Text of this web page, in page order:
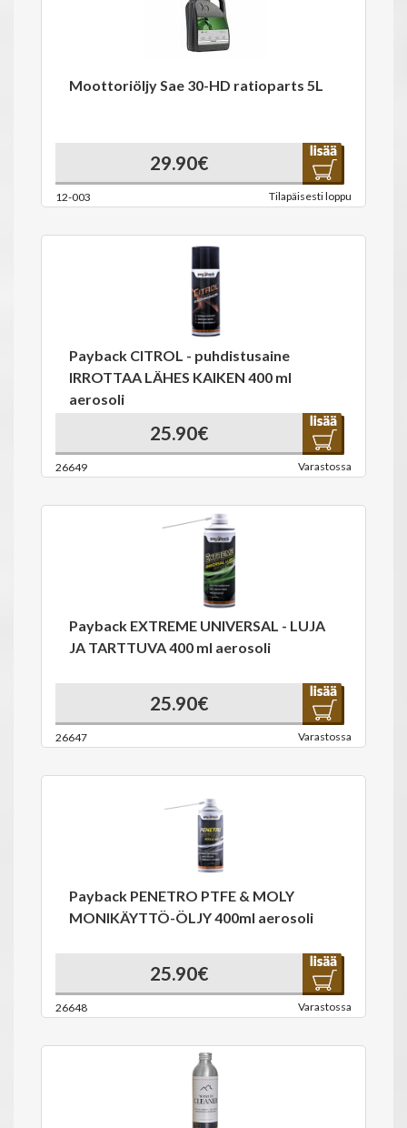
Moottoriöljy Sae 30-HD ratioparts 5L
29.90€
12-003 Tilapäisesti loppu
Payback CITROL - puhdistusaine
IRROTTAA LÄHES KAIKEN 400 ml
aerosoli
25.90€
26649 Varastossa
Payback EXTREME UNIVERSAL - LUJA
JA TARTTUVA 400 ml aerosoli
25.90€
26647 Varastossa
Payback PENETRO PTFE & MOLY
MONIKÄYTTÖ-ÖLJY 400ml aerosoli
25.90€
26648 Varastossa